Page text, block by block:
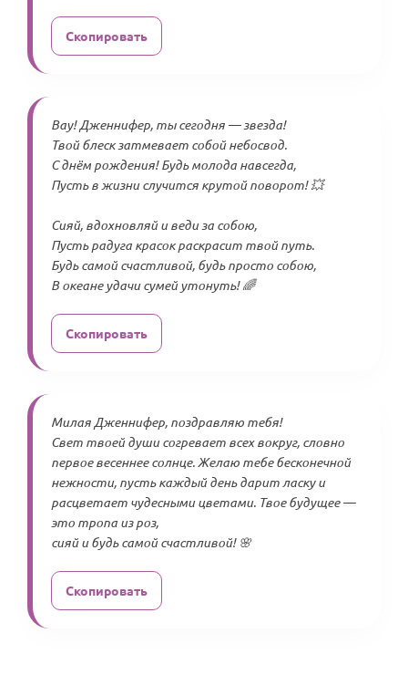
Скопировать
Вау! Дженнифер, ты сегодня — звезда!
Твой блеск затмевает собой небосвод.
С днём рождения! Будь молода навсегда,
Пусть в жизни случится крутой поворот! 💥
Сияй, вдохновляй и веди за собою,
Пусть радуга красок раскрасит твой путь.
Будь самой счастливой, будь просто собою,
В океане удачи сумей утонуть! 🌈
Скопировать
Милая Дженнифер, поздравляю тебя!
Свет твоей души согревает всех вокруг, словно
первое весеннее солнце. Желаю тебе бесконечной
нежности, пусть каждый день дарит ласку и
расцветает чудесными цветами. Твое будущее —
это тропа из роз,
сияй и будь самой счастливой! 🌸
Скопировать